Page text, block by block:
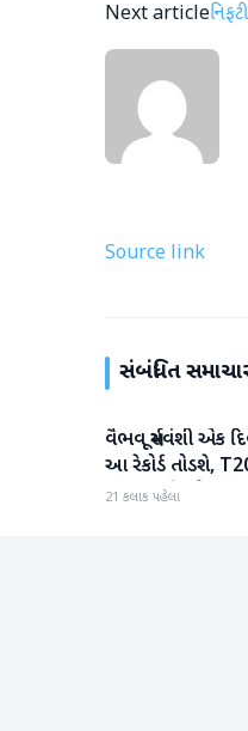
Next article
Source link
સંબંધિત
રમતગમત
વૈભવ સૂર્યવંશી એક
આ રેકોર્ડ તોડશે,
બન્યા પછી જોસ
21 કલાક પહેલા